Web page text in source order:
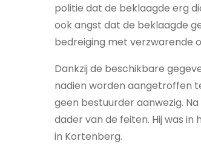
politie dat de beklaagde erg
ook angst dat de beklaagde
bedreiging met verzwarende
Dankzij de beschikbare
nadien worden aangetroffen
geen bestuurder aanwezig.
dader van de feiten. Hij was
in Kortenberg.